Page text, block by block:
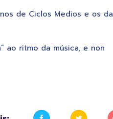
de Ciclos Medios e os da
ao ritmo da música, e non